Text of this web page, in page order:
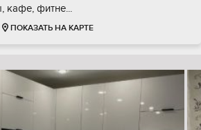
кафе, фитне...
ПОКАЗАТЬ НА КАРТЕ